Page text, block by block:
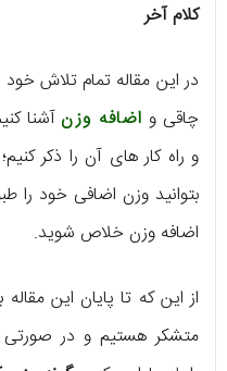
کلام آخر
در این مقاله تمام تلاش خود
چاقی و اضافه وزنآشنا
و راه کار های آن را ذکر
بتوانید وزن اضافی خود را
اضافه وزن خلاص شوید.
از این که تا پایان این
متشکر هستیم و در صورتی